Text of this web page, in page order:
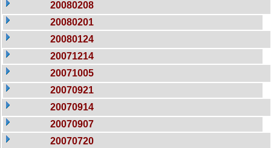
20080208
20080201
20080124
20071214
20071005
20070921
20070914
20070907
20070720